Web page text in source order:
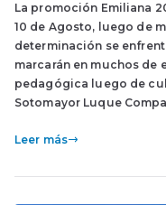
La promoción Emiliana
10 de Agosto, luego de
determinación se
marcarán en muchos de
pedagógica luego de
Sotomayor Luque
Leer más